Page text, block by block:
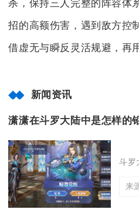
杀，保持三人完整的阵容体
招的高额伤害，遇到敌方控
借虚无与瞬反灵活规避，再
新闻资讯
潇潇在斗罗大陆中是怎样的
斗罗
来